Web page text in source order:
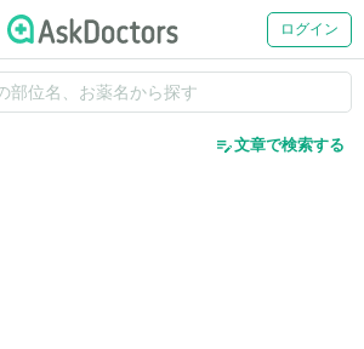
ログイン
edit_note文章で検索する